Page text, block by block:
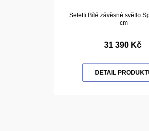
Seletti Bílé závěsné světlo
cm
31 390 Kč
DETAIL